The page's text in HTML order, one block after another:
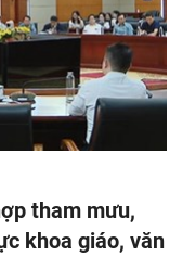
tham mưu,
khoa giáo, văn